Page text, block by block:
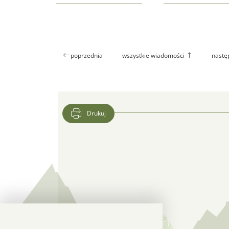
poprzednia wszystkie wiadomości
Drukuj